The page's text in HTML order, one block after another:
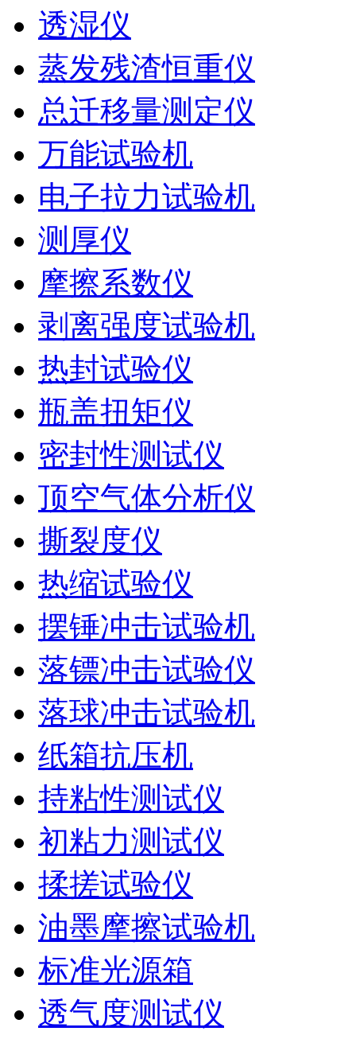
透湿仪
蒸发残渣恒重仪
总迁移量测定仪
万能试验机
电子拉力试验机
测厚仪
摩擦系数仪
剥离强度试验机
热封试验仪
瓶盖扭矩仪
密封性测试仪
顶空气体分析仪
撕裂度仪
热缩试验仪
摆锤冲击试验机
落镖冲击试验仪
落球冲击试验机
纸箱抗压机
持粘性测试仪
初粘力测试仪
揉搓试验仪
油墨摩擦试验机
标准光源箱
透气度测试仪